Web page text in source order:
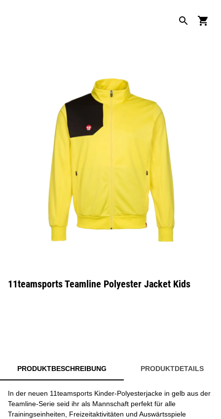
11teamsports Teamline Polyester Jacket Kids
PRODUKTBESCHREIBUNG PRODUKTDETAILS
In der neuen 11teamsports Kinder-Polyesterjacke in gelb aus der
Teamline-Serie seid ihr als Mannschaft perfekt für alle
Trainingseinheiten, Freizeitaktivitäten und Auswärtsspiele